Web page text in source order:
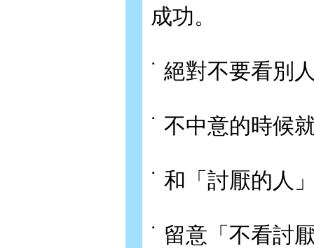
成功。
˙ 絕對不要看別
˙ 不中意的時候
˙ 和「討厭的人
˙ 留意「不看討